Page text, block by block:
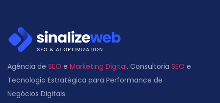
Agência de SEO e Marketing Digital. Consultoria SEO e
Tecnologia Estratégica para Performance de
Negócios Digitais.